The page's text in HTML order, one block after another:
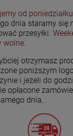
od
dnia staramy się
przesyłki.
wolne
otrzymasz
poniższym
i jeżeli do
opłacone
dnia.